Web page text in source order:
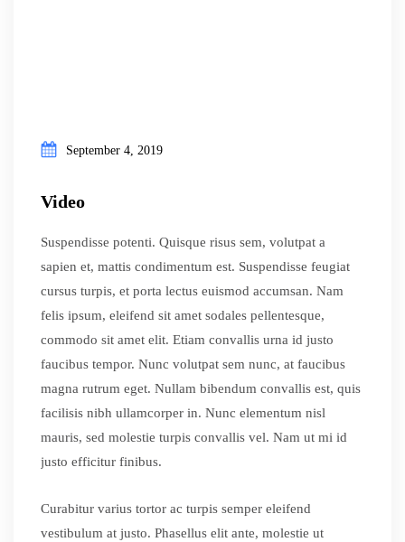
September 4, 2019
Video
Suspendisse potenti. Quisque risus sem, volutpat a
sapien et, mattis condimentum est. Suspendisse feugiat
cursus turpis, et porta lectus euismod accumsan. Nam
felis ipsum, eleifend sit amet sodales pellentesque,
commodo sit amet elit. Etiam convallis urna id justo
faucibus tempor. Nunc volutpat sem nunc, at faucibus
magna rutrum eget. Nullam bibendum convallis est, quis
facilisis nibh ullamcorper in. Nunc elementum nisl
mauris, sed molestie turpis convallis vel. Nam ut mi id
justo efficitur finibus.
Curabitur varius tortor ac turpis semper eleifend
vestibulum at justo. Phasellus elit ante, molestie ut